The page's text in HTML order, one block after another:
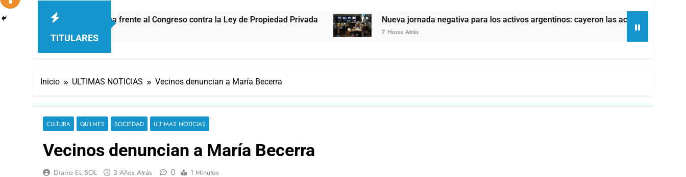
TITULARES
sumaron a la marcha frente al Congreso contra la Ley de Propiedad Privada Nueva jornada negativa para los activos argentinos: cayeron las acciones en Wall Street
7 Horas Atrás
Inicio ULTIMAS NOTICIAS Vecinos denuncian a María Becerra
CULTURA QUILMES SOCIEDAD ULTIMAS NOTICIAS
Vecinos denuncian a María Becerra
Diario EL SOL 3 Años Atrás 0 1 Minutos